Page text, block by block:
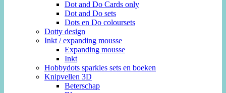
Dot and Do Cards only
Dot and Do sets
Dots en Do coloursets
Dotty design
Inkt / expanding mousse
Expanding mousse
Inkt
Hobbydots sparkles sets en boeken
Knipvellen 3D
Beterschap